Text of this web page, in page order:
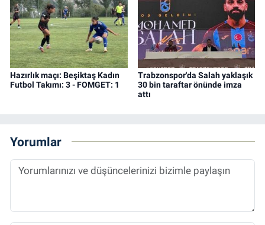
Hazırlık maçı: Beşiktaş Kadın
Futbol Takımı: 3 - FOMGET: 1
Trabzonspor'da Salah yaklaşık
30 bin taraftar önünde imza
attı
Yorumlar